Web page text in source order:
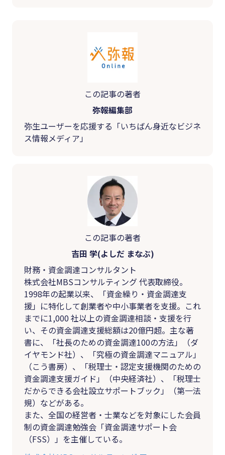
この記事の著者
弥報編集部
弥生ユーザーを応援する「いちばん身近なビジネ
ス情報メディア」
この記事の著者
吉田 学(よしだ まなぶ)
財務・資金調達コンサルタント
株式会社MBSコンサルティング 代表取締役。
1998年の起業以来、「資金繰り・資金調達支
援」に特化して創業者や中小事業者を支援。これ
までに1,000 社以上の資金調達相談・支援を行
い、その資金調達支援総額は20億円超。主な著
書に、「社長のための資金調達100の方法」（ダ
イヤモンド社）、「究極の資金調達マニュアル」
（こう書房）、「税理士・認定支援機関のための
資金調達支援ガイド」（中央経済社）、「税理士
だからできる会社設立サポートブック」（第一法
規）などがある。
また、全国の経営者・士業などを対象にした会員
制の資金調達勉強会「資金調達サポート会
（FSS）」を主催している。